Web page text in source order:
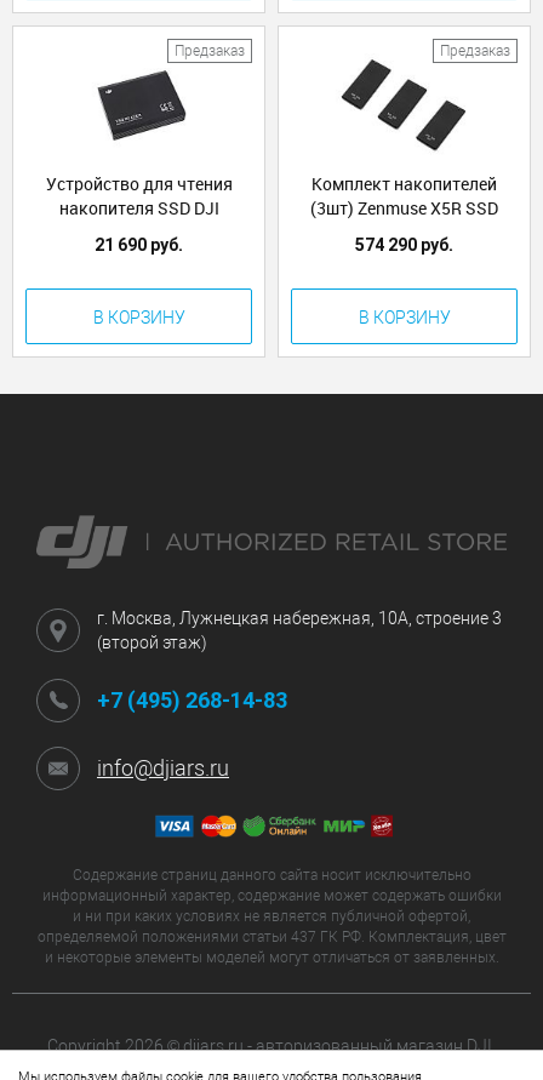
Предзаказ
Устройство для чтения
накопителя SSD DJI
Zenmuse X5R SSD Reader
(Part3)
21 690 руб.
В КОРЗИНУ
Предзаказ
Комплект накопителей
(3шт) Zenmuse X5R SSD
(512Gb) для DJI Inspire 1 /
Matrice (Part2)
574 290 руб.
В КОРЗИНУ
г. Москва, Лужнецкая набережная, 10А, строение 3
(второй этаж)
+7 (495) 268-14-83
info@djiars.ru
Содержание страниц данного сайта носит исключительно
информационный характер, содержание может содержать ошибки
и ни при каких условиях не является публичной офертой,
определяемой положениями статьи 437 ГК РФ. Комплектация, цвет
и некоторые элементы моделей могут отличаться от заявленных.
Copyright 2026 © djiars.ru - авторизованный магазин DJI.